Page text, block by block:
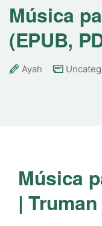
Música
(EPUB,
Ayah
Música
|